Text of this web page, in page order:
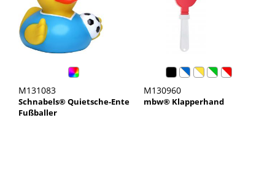
M131083
Schnabels® Quietsche-Ente
Fußballer
M130960
mbw® Klapperhand